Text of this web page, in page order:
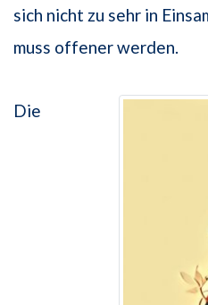
sich nicht zu sehr in
muss offener werden.
Die